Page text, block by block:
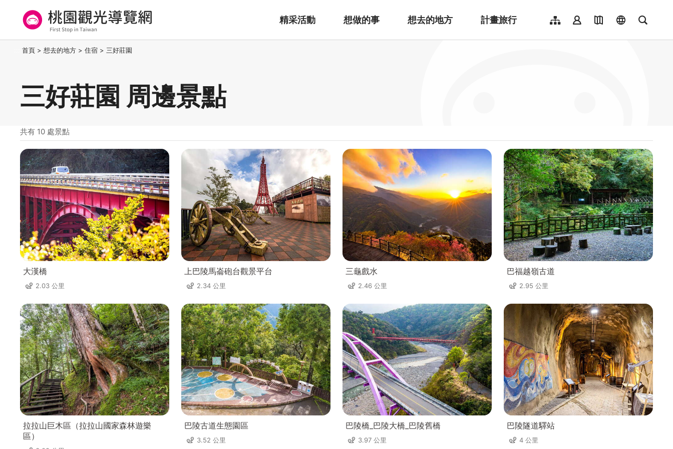
要
桃園觀光導覽網
精采活動 想做的事 想去的地方 計畫旅行
網站導覽會員登入地圖導覽language
Người việt nam
全文檢
首頁 > 想去的地方 > 住宿 > 三好莊園
三好莊園 周邊景點
共有 10 處景點
大漢橋
2.03 公里
上巴陵馬崙砲台觀景平台
2.34 公里
三龜戲水
2.46 公里
巴福越嶺古道
2.95 公里
拉拉山巨木區（拉拉山國家森林遊樂
區）
巴陵古道生態園區
3.52 公里
巴陵橋_巴陵大橋_巴陵舊橋
3.97 公里
巴陵隧道驛站
4 公里